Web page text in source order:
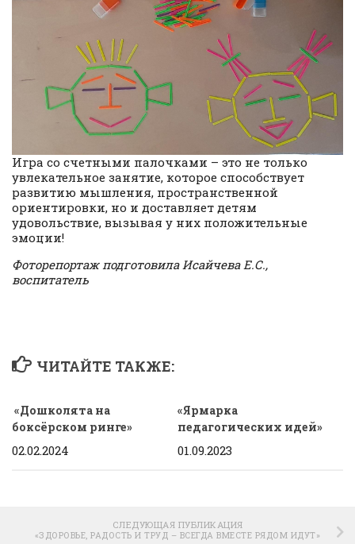
Игра со счетными палочками – это не только
увлекательное занятие, которое способствует
развитию мышления, пространственной
ориентировки, но и доставляет детям
удовольствие, вызывая у них положительные
эмоции!
Фоторепортаж подготовила Исайчева Е.С.,
воспитатель
ЧИТАЙТЕ ТАКЖЕ:
«Дошколята на
боксёрском ринге»
02.02.2024
«Ярмарка
педагогических идей»
01.09.2023
СЛЕДУЮЩАЯ ПУБЛИКАЦИЯ
«ЗДОРОВЬЕ, РАДОСТЬ И ТРУД – ВСЕГДА ВМЕСТЕ РЯДОМ ИДУТ»